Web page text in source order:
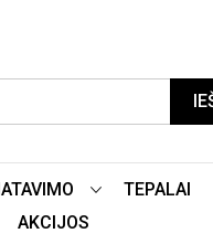
TEPALAI
AKCIJOS